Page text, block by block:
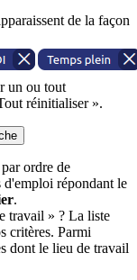
de la façon
un ou tout
réinitialiser ».
ordre de
d'emploi répondant le
.
travail » ? La liste
critères. Parmi
dont le lieu de travail